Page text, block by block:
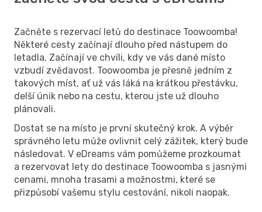
Začněte s rezervací letů do destinace Toowoomba!
Některé cesty začínají dlouho před nástupem do
letadla. Začínají ve chvíli, kdy ve vás dané místo
vzbudí zvědavost. Toowoomba je přesně jedním z
takových míst, ať už vás láká na krátkou přestávku,
delší únik nebo na cestu, kterou jste už dlouho
plánovali.
Dostat se na místo je první skutečný krok. A výběr
správného letu může ovlivnit celý zážitek, který bude
následovat. V eDreams vám pomůžeme prozkoumat
a rezervovat lety do destinace Toowoomba s jasnými
cenami, mnoha trasami a možnostmi, které se
přizpůsobí vašemu stylu cestování, nikoli naopak.